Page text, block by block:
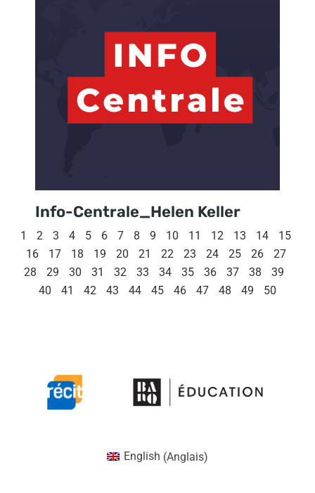
Info-Centrale_Helen Keller
1 2 3 4 5 6 7 8 9 10 11 12 13 14
15
16
17 18 19 20 21 22 23 24 25 26
27
28
29 30 31 32 33 34 35 36 37 38
39
40
41 42 43 44 45 46 47 48 49 50
English (Anglais)